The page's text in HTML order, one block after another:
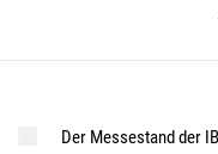
Der Messestand der